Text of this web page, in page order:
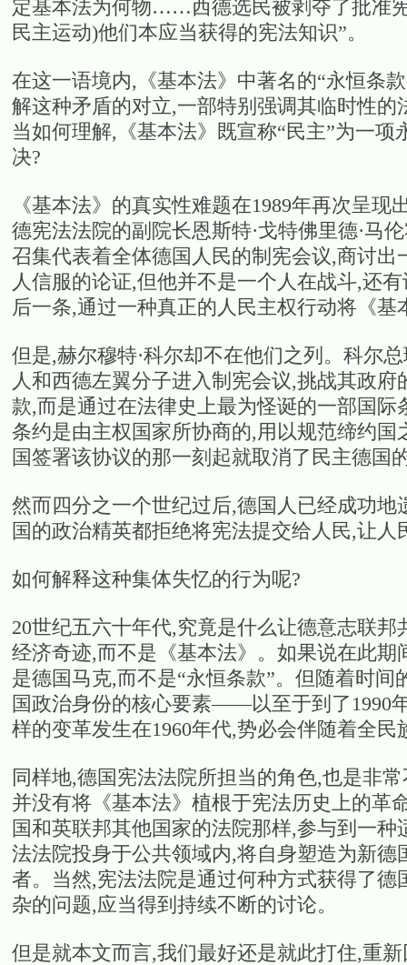
定基本法为何物……西德选民被剥夺了批准
民主运动)他们本应当获得的宪法知识”。
在这一语境内,《基本法》中著名的“永恒条
解这种矛盾的对立,一部特别强调其临时性
当如何理解,《基本法》既宣称“民主”为一
决?
《基本法》的真实性难题在1989年再次呈
德宪法法院的副院长恩斯特·戈特佛里德·马
召集代表着全体德国人民的制宪会议,商讨
人信服的论证,但他并不是一个人在战斗,还
后一条,通过一种真正的人民主权行动将《基
但是,赫尔穆特·科尔却不在他们之列。科尔
人和西德左翼分子进入制宪会议,挑战其政
款,而是通过在法律史上最为怪诞的一部国
条约是由主权国家所协商的,用以规范缔约
国签署该协议的那一刻起就取消了民主德国
然而四分之一个世纪过后,德国人已经成功地
国的政治精英都拒绝将宪法提交给人民,让
如何解释这种集体失忆的行为呢?
20世纪五六十年代,究竟是什么让德意志联
经济奇迹,而不是《基本法》。如果说在此
是德国马克,而不是“永恒条款”。但随着时
国政治身份的核心要素——以至于到了1990
样的变革发生在1960年代,势必会伴随着全民
同样地,德国宪法法院所担当的角色,也是非
并没有将《基本法》植根于宪法历史上的革
国和英联邦其他国家的法院那样,参与到一
法法院投身于公共领域内,将自身塑造为新
者。当然,宪法法院是通过何种方式获得了
杂的问题,应当得到持续不断的讨论。
但是就本文而言,我们最好还是就此打住,重